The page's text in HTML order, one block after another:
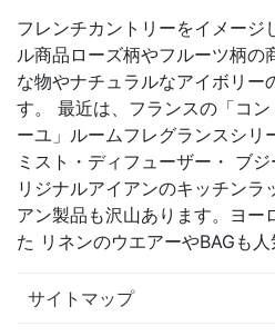
フレンチカントリーをイメージ
ル商品ローズ柄やフルーツ柄の
な物やナチュラルなアイボリー
す。 最近は、フランスの「コ
ーユ」ルームフレグランスシリ
ミスト・ディフューザー・ ブ
リジナルアイアンのキッチンラ
アン製品も沢山あります。ヨー
た リネンのウエアーやBAGも人
サイトマップ